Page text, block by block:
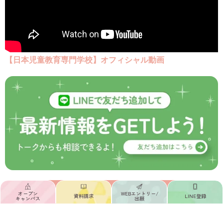
【日本児童教育専門学校】 オフィシャル動画
オープン
キャンパス 資料請求 WEBエントリー/
出願 LINE登録